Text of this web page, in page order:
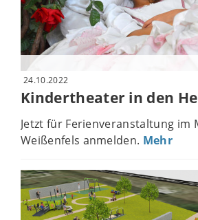
24.10.2022
Kindertheater in den
Jetzt für Ferienveranstaltung im
Weißenfels anmelden. Mehr